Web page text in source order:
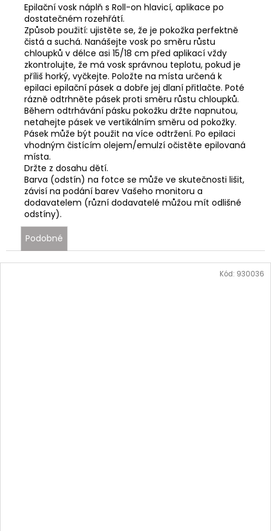
Epilační vosk náplň s Roll-on hlavicí, aplikace po
dostatečném rozehřátí.
Způsob použití: ujistěte se, že je pokožka perfektně
čistá a suchá. Nanášejte vosk po směru růstu
chloupků v délce asi 15/18 cm před aplikací vždy
zkontrolujte, že má vosk správnou teplotu, pokud je
příliš horký, vyčkejte. Položte na místa určená k
epilaci epilační pásek a dobře jej dlaní přitlačte. Poté
rázně odtrhněte pásek proti směru růstu chloupků.
Během odtrhávání pásku pokožku držte napnutou,
netahejte pásek ve vertikálním směru od pokožky.
Pásek může být použit na více odtržení. Po epilaci
vhodným čistícím olejem/emulzí očistěte epilovaná
místa.
Držte z dosahu dětí.
Barva (odstín) na fotce se může ve skutečnosti lišit,
závisí na podání barev Vašeho monitoru a
dodavatelem (různí dodavatelé můžou mít odlišné
odstíny).
Podobné
Kód: 930036